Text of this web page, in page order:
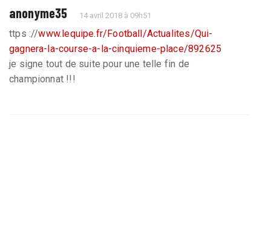
anonyme35 14 avril 2018 à 09h51
ttps ://www.lequipe.fr/Football/Actualites/Qui-
gagnera-la-course-a-la-cinquieme-place/892625
je signe tout de suite pour une telle fin de
championnat !!!